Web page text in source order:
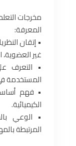
مخرجات
المعرفة:
• إتقان
غير العضوية،
• التعرف
المستخدمة
• فهم
الكيميائية.
• الوعي
المرتبطة